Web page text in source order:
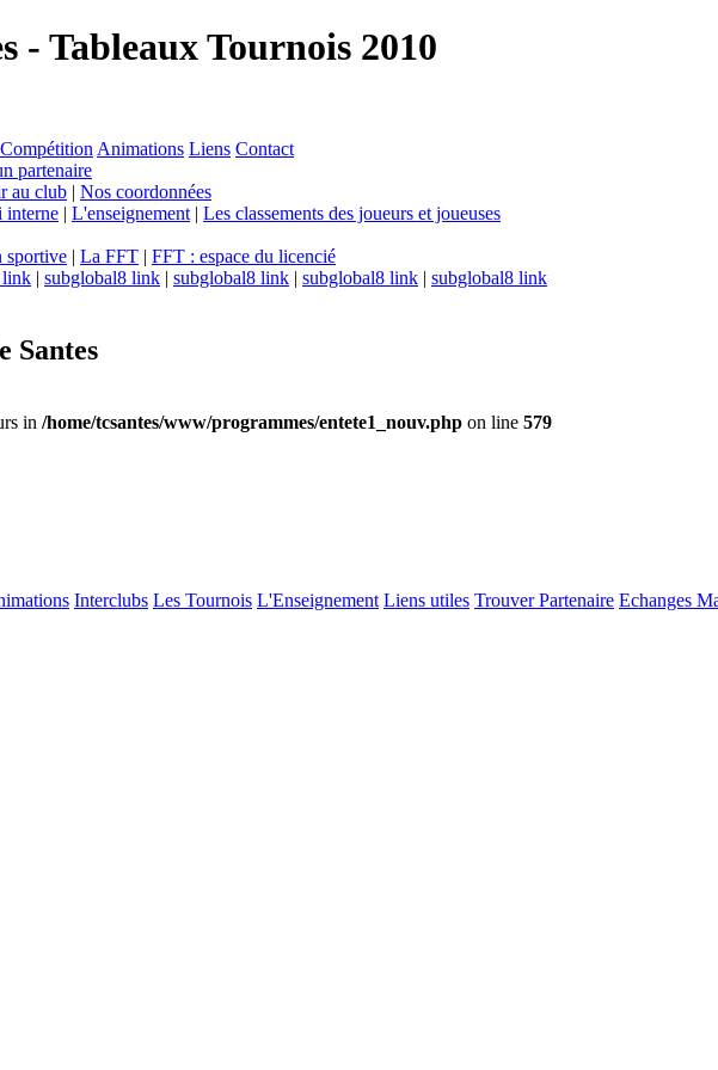
- Tableaux Tournois 2010
Animations Liens Contact
partenaire
au club | Nos coordonnées
interne | L'enseignement | Les classements des joueurs et joueuses
sportive | La FFT | FFT : espace du licencié
link | subglobal8 link | subglobal8 link | subglobal8 link | subglobal8 link
Santes
in /home/tcsantes/www/programmes/entete1_nouv.php on line 579
Interclubs Les Tournois L'Enseignement Liens utiles Trouver Partenaire Echanges